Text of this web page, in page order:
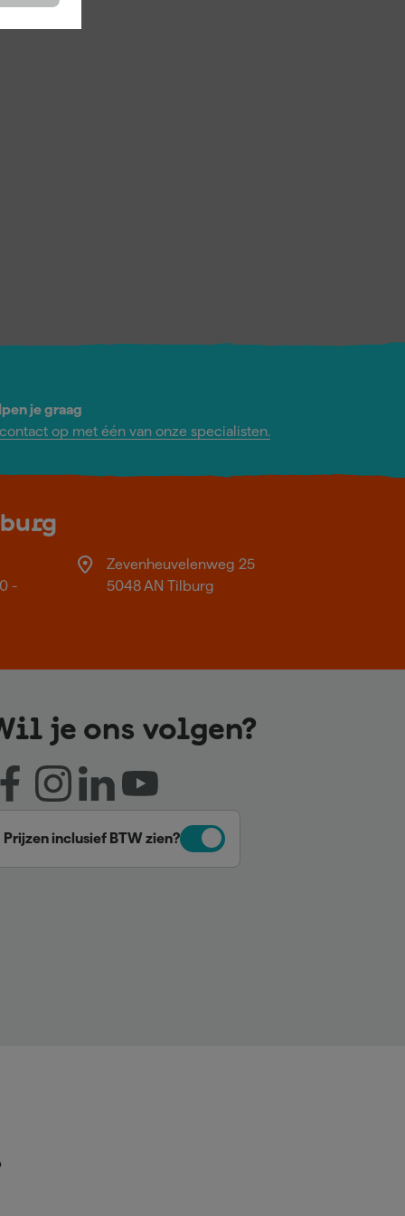
je graag
op met één van onze specialisten.
-
Zevenheuvelenweg 25
5048 AN Tilburg
je ons volgen?
Prijzen inclusief BTW zien?